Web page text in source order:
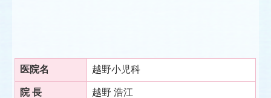
医院名 越野小児科
院 長 越野 浩江